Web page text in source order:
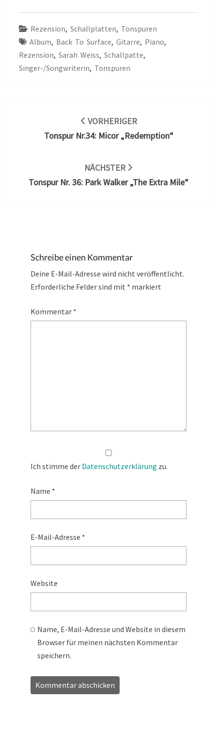
Rezension, Schallplatten, Tonspuren
Album, Back To Surface, Gitarre, Piano,
Rezension, Sarah Weiss, Schallpatte,
Singer-/Songwriterin, Tonspuren
VORHERIGER
Tonspur Nr.34: Micor „Redemption“
NÄCHSTER
Tonspur Nr. 36: Park Walker „The Extra Mile“
Schreibe einen Kommentar
Deine E-Mail-Adresse wird nicht veröffentlicht.
Erforderliche Felder sind mit * markiert
Kommentar *
Ich stimme der Datenschutzerklärung zu.
Name *
E-Mail-Adresse *
Website
Name, E-Mail-Adresse und Website in diesem
Browser für meinen nächsten Kommentar
speichern.